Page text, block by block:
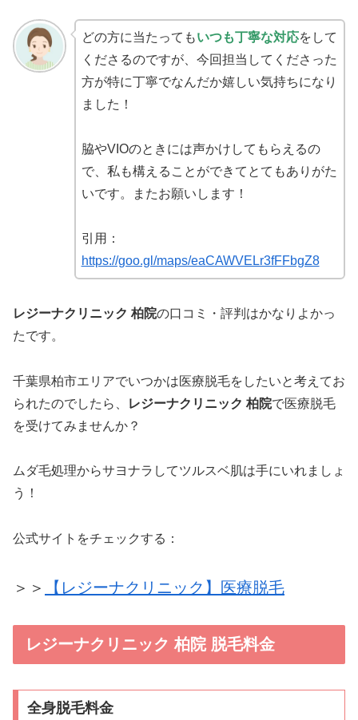
どの方に当たってもいつも丁寧な対応をして
くださるのですが、今回担当してくださった
方が特に丁寧でなんだか嬉しい気持ちになり
ました！
脇やVIOのときには声かけしてもらえるの
で、私も構えることができてとてもありがた
いです。またお願いします！
引用：
https://goo.gl/maps/eaCAWVELr3fFFbgZ8
レジーナクリニック 柏院の口コミ・評判はかなりよかっ
たです。
千葉県柏市エリアでいつかは医療脱毛をしたいと考えてお
られたのでしたら、
レジーナクリニック 柏院で医療脱毛
を受けてみませんか？
ムダ毛処理からサヨナラしてツルスベ肌は手にいれましょ
う！
公式サイトをチェックする：
＞＞ 【レジーナクリニック】医療脱毛
レジーナクリニック 柏院 脱毛料金
全身脱毛料金